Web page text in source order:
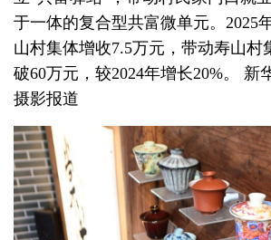
于一体的复合型共富微单元。2025
山村集体增收7.5万元，带动寿山村
破60万元，较2024年增长20%。 新
摄影报道